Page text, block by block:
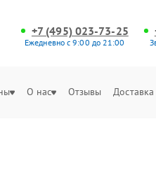
+7 (495) 023-73-25
Ежедневно с 9:00 до 21:00
О нас Отзывы Доставка